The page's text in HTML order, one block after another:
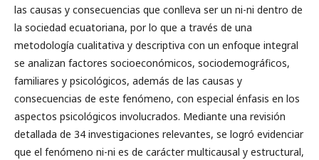
las causas y consecuencias que conlleva ser un ni-ni dentro de
la sociedad ecuatoriana, por lo que a través de una
metodología cualitativa y descriptiva con un enfoque integral
se analizan factores socioeconómicos, sociodemográficos,
familiares y psicológicos, además de las causas y
consecuencias de este fenómeno, con especial énfasis en los
aspectos psicológicos involucrados. Mediante una revisión
detallada de 34 investigaciones relevantes, se logró evidenciar
que el fenómeno ni-ni es de carácter multicausal y estructural,